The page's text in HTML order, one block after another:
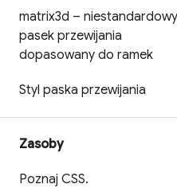
matrix3d – niestandardowy
pasek przewijania
dopasowany do ramek
Styl paska przewijania
Zasoby
Poznaj CSS.